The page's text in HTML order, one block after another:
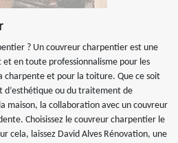
? Un couvreur charpentier est une
en toute professionnalisme pour les
charpente et pour la toiture. Que ce soit
ou du traitement de
maison, la collaboration avec un couvreur
Choisissez le couvreur charpentier le
cela, laissez David Alves Rénovation, une